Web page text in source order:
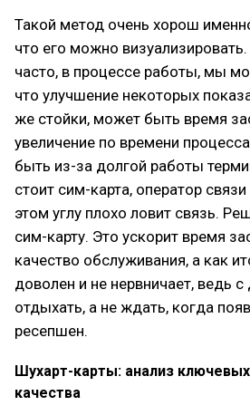
Такой метод очень хорош
что его можно
часто, в процессе работы, мы
что улучшение некоторых
же стойки, может быть время
увеличение по времени
быть из-за долгой работы
стоит сим-карта, оператор
этом углу плохо ловит связь.
сим-карту. Это ускорит время
качество обслуживания, а как
доволен и не нервничает, ведь с
отдыхать, а не ждать, когда
ресепшен.
Шухарт-карты: анализ
качества